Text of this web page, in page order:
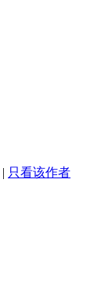
| 只看该作者